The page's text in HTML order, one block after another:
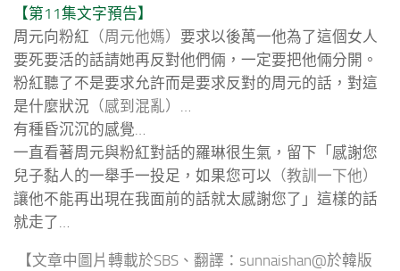
【第11集文字預告】
周元向粉紅 （周元他媽） 要求以後萬一他為了這個女人
要死要活的話請她再反對他們倆，一定要把他倆分開。
粉紅聽了不是要求允許而是要求反對的周元的話，對這
是什麼狀況 （感到混亂） …
有種昏沉沉的感覺…
一直看著周元與粉紅對話的羅琳很生氣，留下「感謝您
兒子黏人的一舉手一投足，如果您可以 （教訓一下他）
讓他不能再出現在我面前的話就太感謝您了」這樣的話
就走了…
【文章中圖片轉載於SBS、翻譯：sunnaishan@於韓版